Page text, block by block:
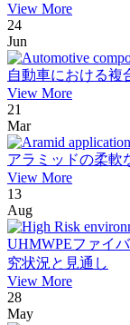
View More
24
Jun
自動車における複
View More
21
Mar
アラミッドの柔軟
View More
13
Aug
UHMWPEファイ
究状況と見通し
View More
28
May